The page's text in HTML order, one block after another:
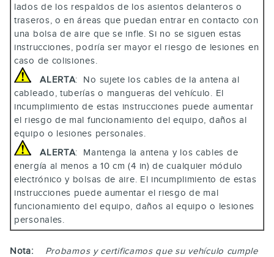
lados de los respaldos de los asientos delanteros o
traseros, o en áreas que puedan entrar en contacto con
una bolsa de aire que se infle. Si no se siguen estas
instrucciones, podría ser mayor el riesgo de lesiones en
caso de colisiones.
ALERTA: No sujete los cables de la antena al
cableado, tuberías o mangueras del vehículo. El
incumplimiento de estas instrucciones puede aumentar
el riesgo de mal funcionamiento del equipo, daños al
equipo o lesiones personales.
ALERTA: Mantenga la antena y los cables de
energía al menos a 10 cm (4 in) de cualquier módulo
electrónico y bolsas de aire. El incumplimiento de estas
instrucciones puede aumentar el riesgo de mal
funcionamiento del equipo, daños al equipo o lesiones
personales.
Nota:
Probamos y certificamos que su vehículo cumple